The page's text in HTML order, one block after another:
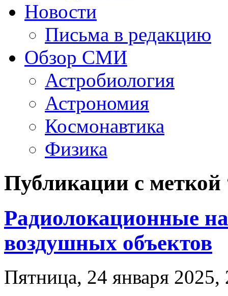
Новости
Письма в редакцию
Обзор СМИ
Астробиология
Астрономия
Космонавтика
Физика
Публикации с меткой
Радиолокационные
воздушных объектов
Пятница, 24 января 2025,